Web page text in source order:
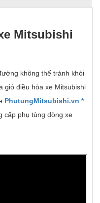
Mitsubishi
không thể tránh khỏi
gió điều hòa xe Mitsubishi
PhutungMitsubishi.vn *
cấp phụ tùng dòng xe